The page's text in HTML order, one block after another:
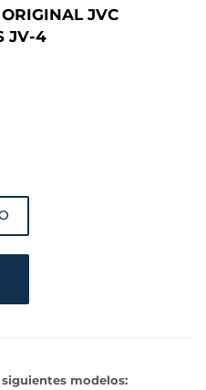
JVC
JV-4
modelos: